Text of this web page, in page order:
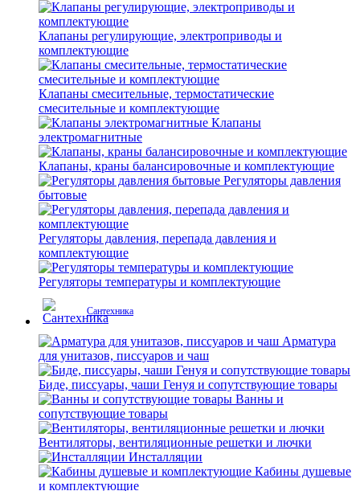
Клапаны регулирующие, электроприводы и
комплектующие
Клапаны смесительные, термостатические
смесительные и комплектующие
Клапаны
электромагнитные
Клапаны, краны балансировочные и комплектующие
Регуляторы давления
бытовые
Регуляторы давления, перепада давления и
комплектующие
Регуляторы температуры и комплектующие
Сантехника
Арматура
для унитазов, писсуаров и чаш
Биде, писсуары, чаши Генуя и сопутствующие товары
Ванны и
сопутствующие товары
Вентиляторы, вентиляционные решетки и лючки
Инсталляции
Кабины душевые
и комплектующие